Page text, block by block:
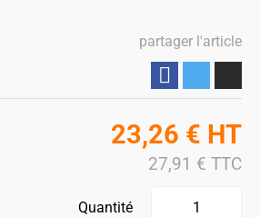
partager l'article
23,26 € HT
27,91 € TTC
Quantité